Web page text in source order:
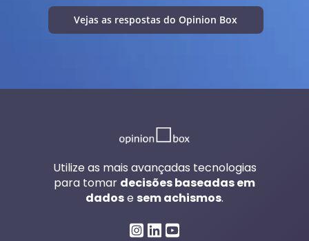
Vejas as respostas do Opinion Box
Utilize as mais avançadas tecnologias
para tomar decisões baseadas em
dadose sem achismos.